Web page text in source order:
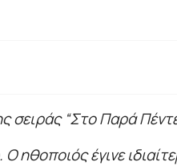
σειράς “Στο Παρά
ηθοποιός έγινε